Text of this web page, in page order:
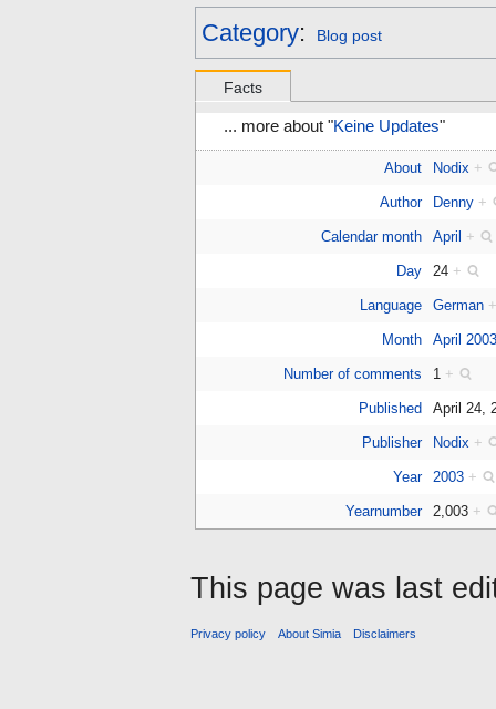
Category: Blog post
Facts
... more about "Keine Updates"
About Nodix +
Author Denny +
Calendar month April +
Day 24 +
Language German
Month April
Number of comments 1 +
Published April 24,
Publisher Nodix +
Year 2003 +
Yearnumber 2,003 +
This page was last
Privacy policy About Simia Disclaimers